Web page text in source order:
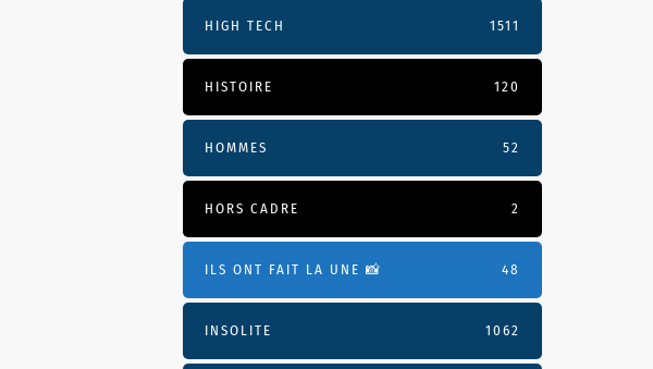
HIGH TECH 1511
HISTOIRE 120
HOMMES 52
HORS CADRE 2
ILS ONT FAIT LA UNE 📸 48
INSOLITE 1062